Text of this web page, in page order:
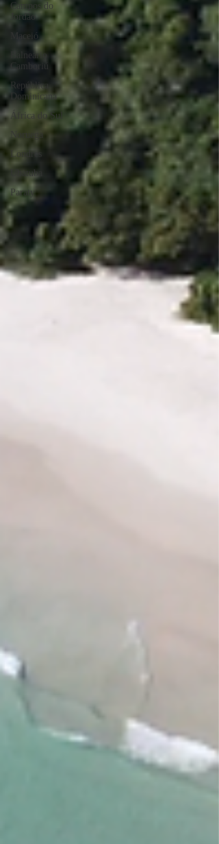
Campos do
Jordão
Maceió
Balneário
Camboriú
República
Dominicana
África do Sul
Londres
Ubatuba
Paraty